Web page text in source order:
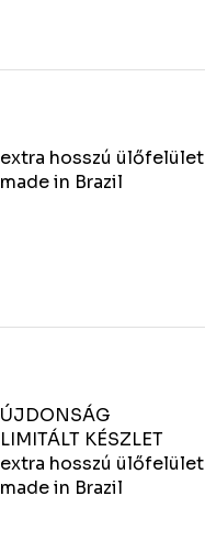
extra hosszú ülőfelület
made in Brazil
ÚJDONSÁG
LIMITÁLT KÉSZLET
extra hosszú ülőfelület
made in Brazil